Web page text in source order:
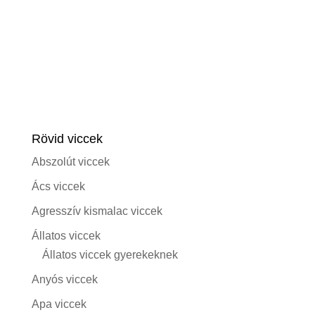
Rövid viccek
Abszolút viccek
Ács viccek
Agresszív kismalac viccek
Állatos viccek
Állatos viccek gyerekeknek
Anyós viccek
Apa viccek